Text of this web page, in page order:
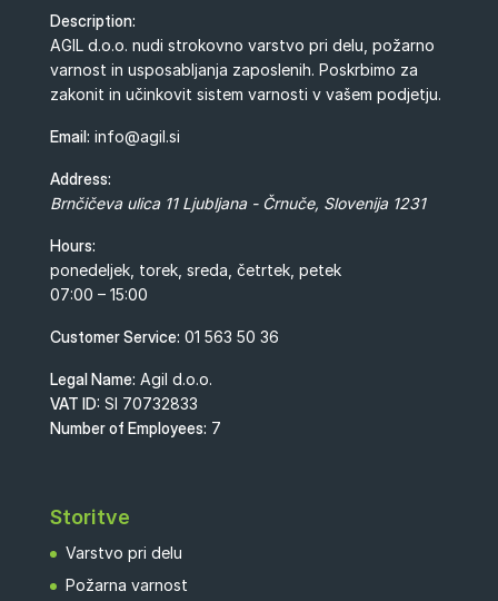
Description:
AGIL d.o.o. nudi strokovno varstvo pri delu, požarno
varnost in usposabljanja zaposlenih. Poskrbimo za
zakonit in učinkovit sistem varnosti v vašem podjetju.
Email: info@agil.si
Address:
Brnčičeva ulica 11 Ljubljana - Črnuče, Slovenija 1231
Hours:
ponedeljek, torek, sreda, četrtek, petek
07:00 – 15:00
Customer Service: 01 563 50 36
Legal Name: Agil d.o.o.
VAT ID: SI 70732833
Number of Employees: 7
Storitve
Varstvo pri delu
Požarna varnost